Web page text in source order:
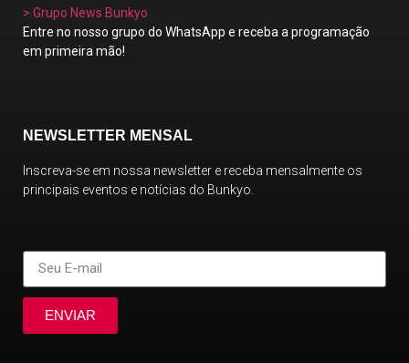
> Grupo News Bunkyo
Entre no nosso grupo do WhatsApp e receba a programação
em primeira mão!
NEWSLETTER MENSAL
Inscreva-se em nossa newsletter e receba mensalmente os
principais eventos e notícias do Bunkyo.
ENVIAR